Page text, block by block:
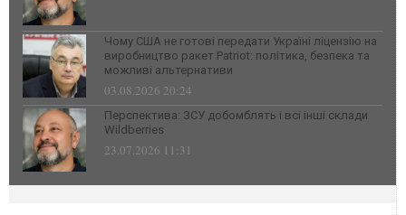
Чому США не готові передати Україні ліцензію на
виробництво ракет Patriot: політика, безпека та
можливі альтернативи
03.08.2026 20:24
Перспектива: ЗСУ добомблять і всі інші склади
Wildberries
23.07.2026 11:31